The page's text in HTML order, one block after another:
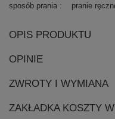
sposób prania pranie
OPIS PRODUKTU
OPINIE
ZWROTY I WYMIANA
ZAKŁADKA KOSZTY